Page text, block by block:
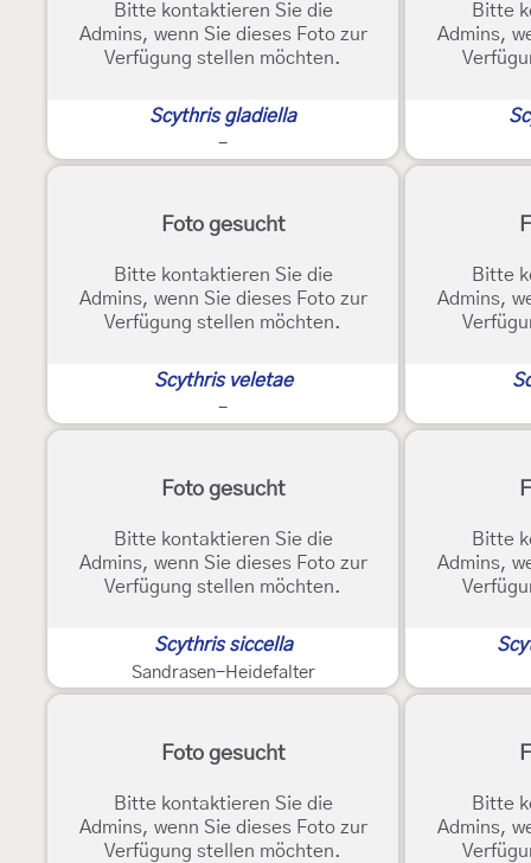
Bitte kontaktieren Sie die
Admins, wenn Sie dieses Foto zur
Verfügung stellen möchten.
Scythris gladiella
-
Bitte
Admins,
Foto gesucht
Bitte kontaktieren Sie die
Admins, wenn Sie dieses Foto zur
Verfügung stellen möchten.
Scythris veletae
-
Bitte
Admins,
Foto gesucht
Bitte kontaktieren Sie die
Admins, wenn Sie dieses Foto zur
Verfügung stellen möchten.
Scythris siccella
Sandrasen-Heidefalter
Bitte
Admins,
Foto gesucht
Bitte kontaktieren Sie die
Admins, wenn Sie dieses Foto zur
Verfügung stellen möchten.
Bitte
Admins,